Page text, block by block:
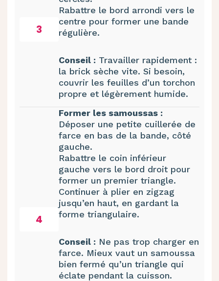
3
Rabattre le bord arrondi vers le
centre pour former une bande
régulière.
Conseil : Travailler rapidement :
la brick sèche vite. Si besoin,
couvrir les feuilles d’un torchon
propre et légèrement humide.
4
Former les samoussas :
Déposer une petite cuillerée de
farce en bas de la bande, côté
gauche.
Rabattre le coin inférieur
gauche vers le bord droit pour
former un premier triangle.
Continuer à plier en zigzag
jusqu’en haut, en gardant la
forme triangulaire.
Conseil : Ne pas trop charger en
farce. Mieux vaut un samoussa
bien fermé qu’un triangle qui
éclate pendant la cuisson.